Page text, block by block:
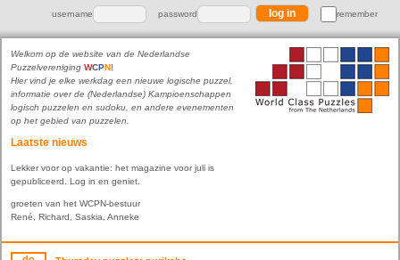
username password remember
Welkom op de website van de Nederlandse
Puzzelvereniging WCPN!
Hier vind je elke werkdag een nieuwe logische puzzel,
informatie over de (Nederlandse) Kampioenschappen
logisch puzzelen en sudoku, en andere evenementen
op het gebied van puzzelen.
Laatste nieuws
Lekker voor op vakantie: het magazine voor juli is
gepubliceerd. Log in en geniet.
groeten van het WCPN-bestuur
René, Richard, Saskia, Anneke